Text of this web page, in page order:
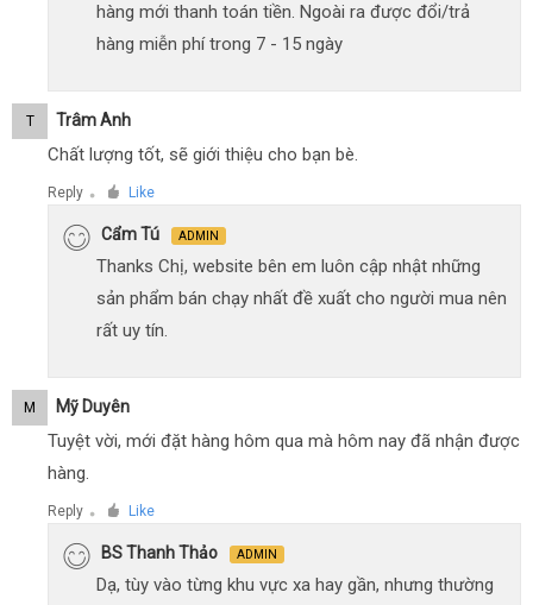
hàng mới thanh toán tiền. Ngoài ra được đổi/trả
hàng miễn phí trong 7 - 15 ngày
T Trâm Anh
Chất lượng tốt, sẽ giới thiệu cho bạn bè.
Reply ● Like
Cẩm Tú ADMIN
Thanks Chị, website bên em luôn cập nhật những
sản phẩm bán chạy nhất đề xuất cho người mua nên
rất uy tín.
M Mỹ Duyên
Tuyệt vời, mới đặt hàng hôm qua mà hôm nay đã nhận được
hàng.
Reply ● Like
BS Thanh Thảo ADMIN
Dạ, tùy vào từng khu vực xa hay gần, nhưng thường